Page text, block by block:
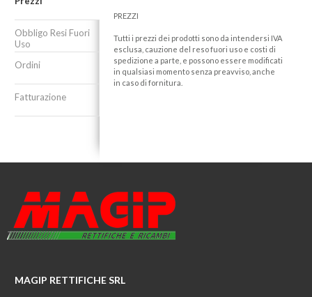
Obbligo Resi Fuori
Uso
Ordini
Fatturazione
PREZZI
Tutti i prezzi dei prodotti sono da intendersi IVA
esclusa, cauzione del reso fuori uso e costi di
spedizione a parte, e possono essere modificati
in qualsiasi momento senza preavviso, anche
in caso di fornitura.
MAGIP RETTIFICHE SRL